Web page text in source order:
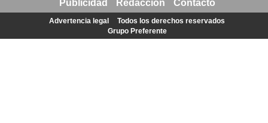
Publicidad Redacción Contacto
Advertencia legal
Todos los derechos reservados
Grupo Preferente